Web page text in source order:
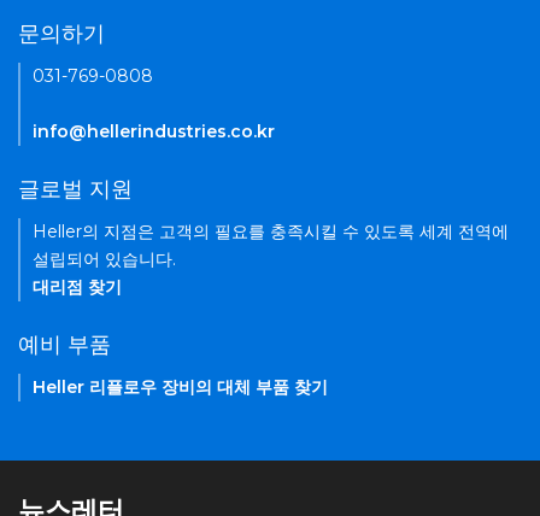
문의하기
031-769-0808
info@hellerindustries.co.kr
글로벌 지원
Heller의 지점은 고객의 필요를 충족시킬 수 있도록 세계 전역에
설립되어 있습니다.
대리점 찾기
예비 부품
Heller 리플로우 장비의 대체 부품 찾기